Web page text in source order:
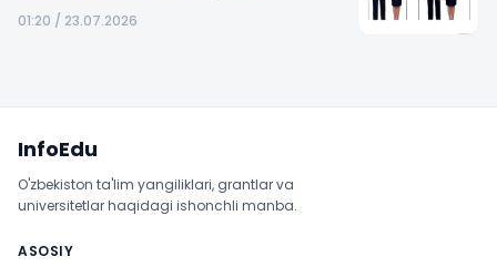
01:20 / 23.07.2026
InfoEdu
O'zbekiston ta'lim yangiliklari, grantlar va
universitetlar haqidagi ishonchli manba.
ASOSIY